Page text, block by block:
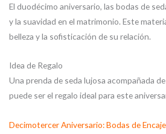
El duodécimo aniversario, las bodas de
y la suavidad en el matrimonio. Este
belleza y la sofisticación de su relación.
Idea de Regalo
Una prenda de seda lujosa acompañada
puede ser el regalo ideal para este
Decimotercer Aniversario: Bodas de Encaje